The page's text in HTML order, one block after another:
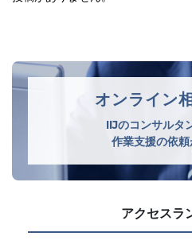
オンライン
IIJのコンサルタ
作業支援の依
アクセスラ